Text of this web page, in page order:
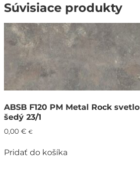
Súvisiace produkty
ABSB F120 PM Metal Rock svetlo
šedý 23/1
0,00 € €
Pridať do košíka